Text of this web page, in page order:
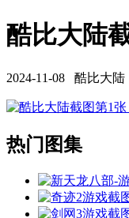
酷比大陆
2024-11-08 酷比大陆
热门图集